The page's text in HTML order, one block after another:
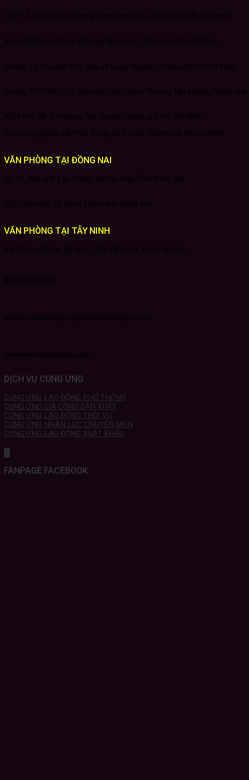
VĂN PHÒNG TẠI ĐỒNG NAI
VĂN PHÒNG TẠI TÂY NINH
DỊCH VỤ CUNG ỨNG
CUNG ỨNG LAO ĐỘNG PHỔ THÔNG
CUNG ỨNG GIA CÔNG SẢN XUẤT
CUNG ỨNG LAO ĐỘNG THỜI VỤ
CUNG ỨNG NHÂN LỰC CHUYÊN MÔN
CUNG ỨNG LAO ĐỘNG XUẤT KHẨU
FANPAGE FACEBOOK